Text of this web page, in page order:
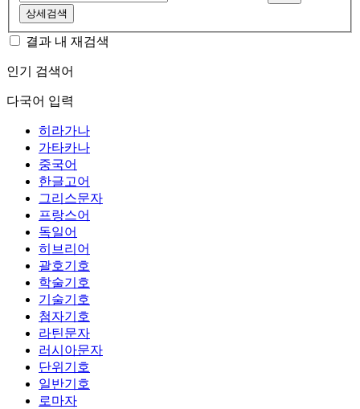
상세검색
결과 내 재검색
인기 검색어
다국어 입력
히라가나
가타카나
중국어
한글고어
그리스문자
프랑스어
독일어
히브리어
괄호기호
학술기호
기술기호
첨자기호
라틴문자
러시아문자
단위기호
일반기호
로마자